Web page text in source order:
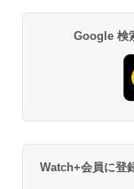
Google 検
Watch+会員に登